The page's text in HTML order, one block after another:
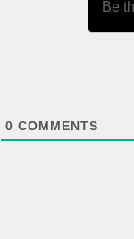
0 COMMENTS